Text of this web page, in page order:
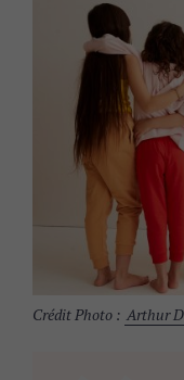
Crédit Photo : Arthur